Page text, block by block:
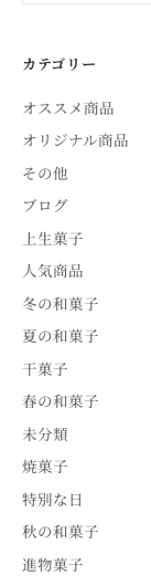
カテゴリー
オススメ商品
オリジナル商品
その他
ブログ
上生菓子
人気商品
冬の和菓子
夏の和菓子
干菓子
春の和菓子
未分類
焼菓子
特別な日
秋の和菓子
進物菓子